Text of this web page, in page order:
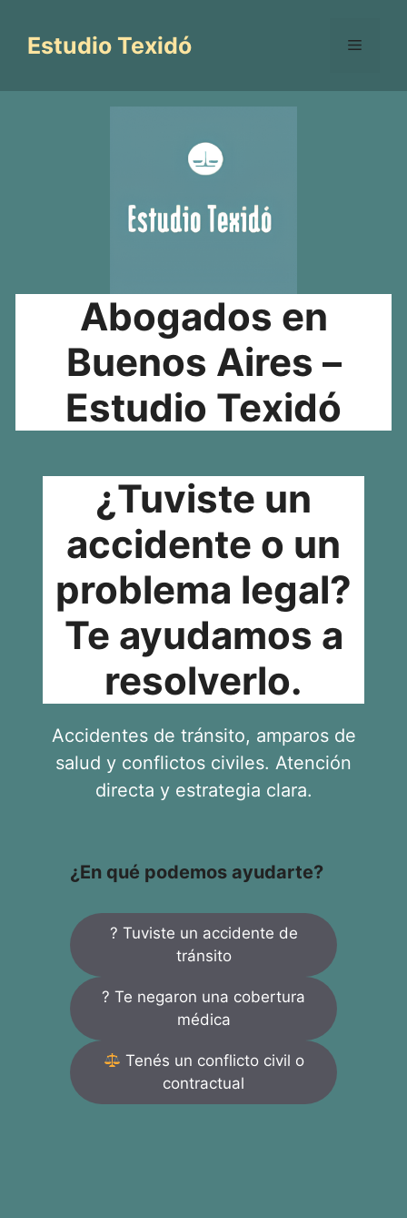
contenido
Estudio Texidó Menú
Abogados en
Buenos Aires –
Estudio Texidó
¿Tuviste un
accidente o un
problema legal?
Te ayudamos a
resolverlo.
Accidentes de tránsito, amparos de
salud y conflictos civiles. Atención
directa y estrategia clara.
¿En qué podemos ayudarte?
? Tuviste un accidente de
tránsito
? Te negaron una cobertura
médica
Tenés un conflicto civil o
contractual